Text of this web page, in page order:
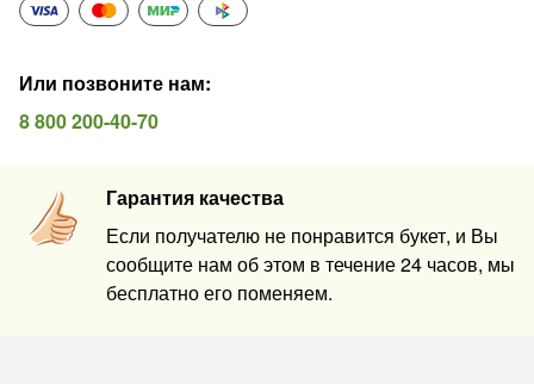
Или позвоните нам:
8 800 200-40-70
Гарантия качества
Если получателю не понравится букет, и Вы
сообщите нам об этом в течение 24 часов, мы
бесплатно его поменяем.